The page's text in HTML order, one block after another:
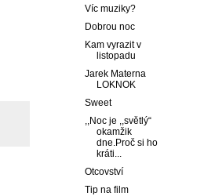
Víc muziky?
Dobrou noc
Kam vyrazit v
listopadu
Jarek Materna
LOKNOK
Sweet
,,Noc je ,,světlý“
okamžik
dne.Proč si ho
kráti...
Otcovství
Tip na film